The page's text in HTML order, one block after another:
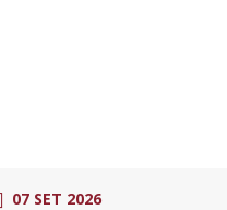
07 SET 2026